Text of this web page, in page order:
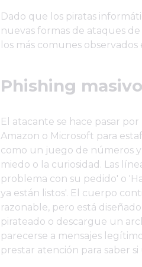
Dado que los piratas
nuevas formas de ataques
los más comunes
Phishing masivo
El atacante se hace pasar
Amazon o Microsoft para
como un juego de números
miedo o la curiosidad. Las
problema con su pedido' o
ya están listos'. El cuerpo
razonable, pero está
pirateado o descargue un
parecerse a mensajes
prestar atención para saber